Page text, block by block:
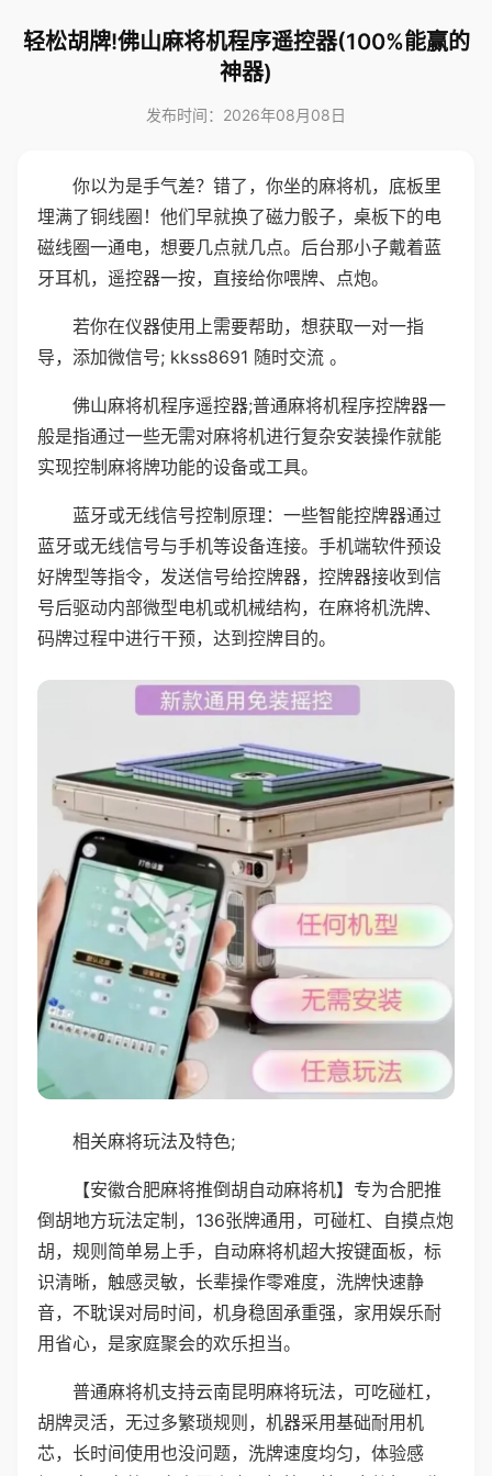
轻松胡牌!佛山麻将机程序遥控器(100%能赢的
神器)
发布时间：2026年08月08日
你以为是手气差？错了，你坐的麻将机，底板里
埋满了铜线圈！他们早就换了磁力骰子，桌板下的电
磁线圈一通电，想要几点就几点。后台那小子戴着蓝
牙耳机，遥控器一按，直接给你喂牌、点炮。
若你在仪器使用上需要帮助，想获取一对一指
导，添加微信号; kkss8691 随时交流 。
佛山麻将机程序遥控器;普通麻将机程序控牌器一
般是指通过一些无需对麻将机进行复杂安装操作就能
实现控制麻将牌功能的设备或工具。
蓝牙或无线信号控制原理：一些智能控牌器通过
蓝牙或无线信号与手机等设备连接。手机端软件预设
好牌型等指令，发送信号给控牌器，控牌器接收到信
号后驱动内部微型电机或机械结构，在麻将机洗牌、
码牌过程中进行干预，达到控牌目的。
相关麻将玩法及特色;
【安徽合肥麻将推倒胡自动麻将机】专为合肥推
倒胡地方玩法定制，136张牌通用，可碰杠、自摸点炮
胡，规则简单易上手，自动麻将机超大按键面板，标
识清晰，触感灵敏，长辈操作零难度，洗牌快速静
音，不耽误对局时间，机身稳固承重强，家用娱乐耐
用省心，是家庭聚会的欢乐担当。
普通麻将机支持云南昆明麻将玩法，可吃碰杠，
胡牌灵活，无过多繁琐规则，机器采用基础耐用机
芯，长时间使用也没问题，洗牌速度均匀，体验感